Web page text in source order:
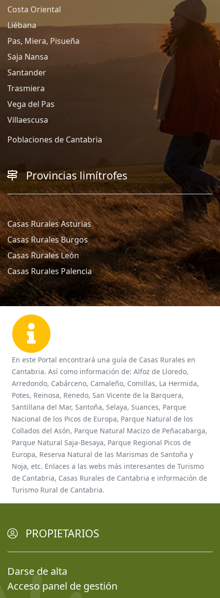
Costa Oriental
Liébana
Pas, Miera, Pisueña
Saja Nansa
Santander
Trasmiera
Vega del Pas
Villaescusa
Poblaciones de Cantabria
Provincias limítrofes
Casas Rurales Asturias
Casas Rurales Burgos
Casas Rurales León
Casas Rurales Palencia
En este Portal encontrará una guía de Casas Rurales en
Cantabria. Así como información de: Alfoz de Lloredo,
Arredondo, Cabárceno, Camaleño, Comillas, La Hermida,
Potes, Reinosa, Renedo, San Vicente de la Barquera,
Santillana del Mar, Santoña, Selaya, Suances, Parque
Nacional de los Picos de Europa, Parque Natural de los
Collados del Asón, Parque Natural Macizo de Peñacabarga,
Parque Natural Saja-Besaya, Parque Regional Picos de
Europa, Reserva Natural de las Marismas de Santoña y
Noja, etc. Enlaces a las webs más interesantes de Turismo
de Cantabria, Casas Rurales de Cantabria e información de
Turismo Rural de Cantabria.
PROPIETARIOS
Darse de alta
Acceso panel de gestión